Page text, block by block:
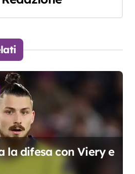
la difesa con Viery e